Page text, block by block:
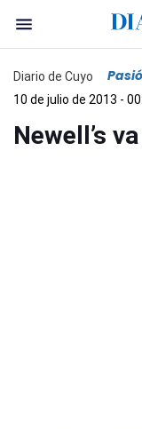
Diario de Cuyo
10 de julio de 2013 -
Newell’s